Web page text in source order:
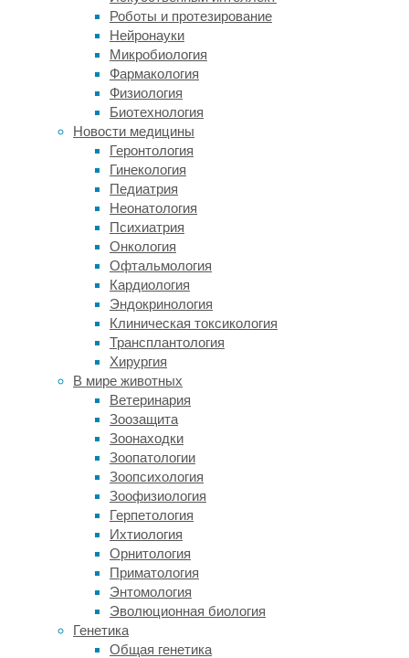
Роботы и протезирование
Нейронауки
Микробиология
Фармакология
Физиология
Биотехнология
Новости медицины
Геронтология
Гинекология
Педиатрия
Неонатология
Психиатрия
Онкология
Офтальмология
Кардиология
Эндокринология
Клиническая токсикология
Трансплантология
Хирургия
В мире животных
Ветеринария
Зоозащита
Зоонаходки
Зоопатологии
Зоопсихология
Зоофизиология
Герпетология
Ихтиология
Орнитология
Приматология
Энтомология
Эволюционная биология
Генетика
Общая генетика
две
системы
обработки
зрительной
информации.
Это
система,
отвечающая
на вопрос
«Что?»,
или
вентральный
зрительный
поток
и система,
отвечающая
на вопрос
«Где?»,
или
дорсальный
зрительный
поток.
Первая
система
различает
конкретные
объекты,
а вторая
занята
обработкой
пространственной
визуальной
информации.